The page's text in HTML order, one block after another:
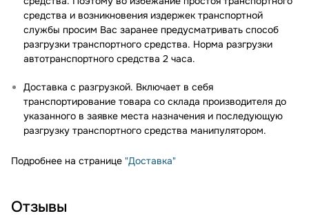
средства и возникновения издержек транспортной
службы просим Вас заранее предусматривать способ
разгрузки транспортного средства. Норма разгрузки
автотранспортного средства 2 часа.
Доставка с разгрузкой. Включает в себя
транспортирование товара со склада производителя до
указанного в заявке места назначения и последующую
разгрузку транспортного средства манипулятором.
Подробнее на странице "Доставка"
Отзывы